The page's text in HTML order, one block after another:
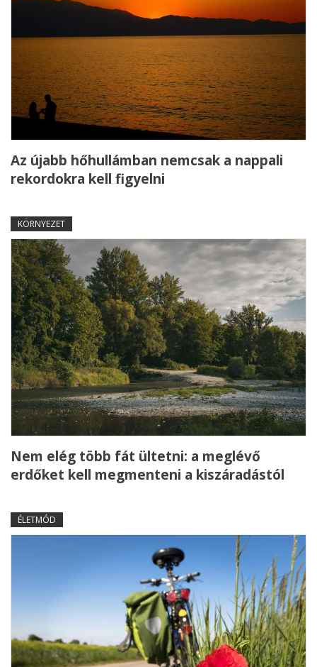
Az újabb hőhullámban nemcsak a nappali
rekordokra kell figyelni
KÖRNYEZET
Nem elég több fát ültetni: a meglévő
erdőket kell megmenteni a kiszáradástól
ÉLETMÓD